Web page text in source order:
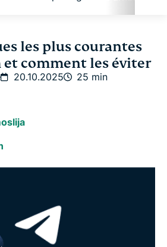
Telegram ?
les arnaques Telegram ?
courantes à éviter sur
des arnaque Telegram
courantes sur les arnaques
les plus courantes
et comment les éviter
20.10.2025
25 min